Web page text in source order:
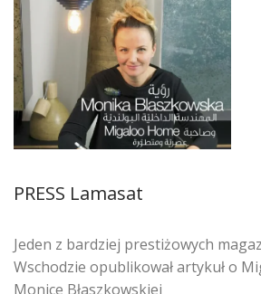
PRESS Lamasat
Jeden z bardziej prestiżowych
Wschodzie opublikował artykuł o
Monice Błaszkowskiej